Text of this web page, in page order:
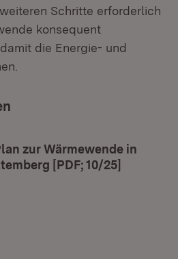
Schritte erforderlich
konsequent
die Energie- und
zur Wärmewende in
[PDF; 10/25]